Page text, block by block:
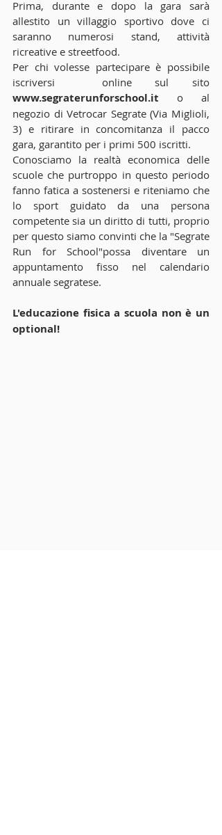
Prima, durante e dopo la gara sarà
allestito un villaggio sportivo dove ci
saranno numerosi stand, attività
ricreative e streetfood.
Per chi volesse partecipare è possibile
www.segraterunforschool.it o al
negozio di Vetrocar Segrate (Via Miglioli,
3) e ritirare in concomitanza il pacco
gara, garantito per i primi 500 iscritti.
Conosciamo la realtà economica delle
scuole che purtroppo in questo periodo
fanno fatica a sostenersi e riteniamo che
lo sport guidato da una persona
competente sia un diritto di tutti, proprio
per questo siamo convinti che la "Segrate
Run for School"possa diventare un
appuntamento fisso nel calendario
annuale segratese.
L'educazione fisica a scuola non è un
optional!